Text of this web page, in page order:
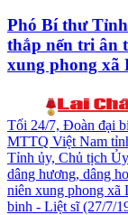
Phó Bí thư
thắp nến tri ân
xung phong xã
Tối 24/7, Đoàn đại
MTTQ Việt Nam
Tỉnh ủy, Chủ tịch
dâng hương, dâng
niên xung phong xã
binh - Liệt sĩ (27/7/